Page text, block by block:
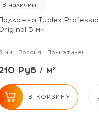
В наличии
Tuplex
3 мм
мм Россия Полиэтилен
Руб / м²
В КОРЗИНУ